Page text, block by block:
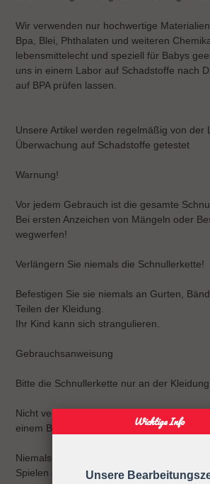
Wir verwenden nur hochwertige
Bpa, Blei, Phthalaten und weiteren
lebensmittelecht und speziell für Babys
uns in einem Labor auf Schadstoffe nach
auf BPA prüfen lassen.
Unsere Artikel werden regelmäßig von der
Überwachung auf Schadstoffe getestet
Warnung!
Vor jedem Gebrauch ist die gesamte
Bei ersten Anzeichen von Mängeln oder
wegwerfen!
Verlängern Sie niemals die Schnullerkette!
Befestigen Sie sie niemals an Gurten,
Teilen der Kleidung.
Ihr Kind kann sich strangulieren.
Gebrauchsanweisung
Bitte die Schnullerkette nur an der
Nicht verwenden, wenn der Säugling sich
einem Bett oder einer Wiege befindet
Niemals die Schnullerkette dem Kind ohne
Spielen geben.
Wichtige Info
Unsere